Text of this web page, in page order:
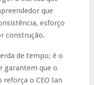
que
esforço
construção.
de tempo; é o
garantem que o
o CEO Ian